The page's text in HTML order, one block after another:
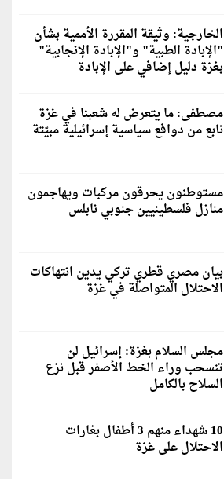
الخارجية: وثيقة المقررة الأممية بشأن
"الإبادة الطبية" و"الإبادة الإنجابية"
بغزة دليل إضافي على الإبادة
مصطفى: ما يتعرض له شعبنا في غزة
نابع من دوافع سياسية إسرائيلية مبيّتة
مستوطنون يحرقون مركبات ويهاجمون
منازل فلسطينيين جنوبي نابلس
بيان مصري قطري تركي يدين انتهاكات
الاحتلال المتواصلة في غزة
مجلس السلام بغزة: إسرائيل لن
تنسحب وراء الخط الأصفر قبل نزع
السلاح بالكامل
10 شهداء منهم 3 أطفال بغارات
الاحتلال على غزة